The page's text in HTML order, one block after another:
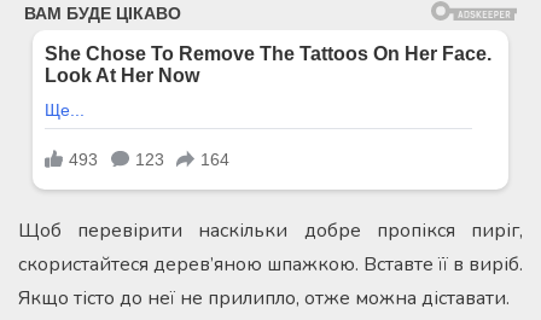
Щоб перевірити наскільки добре пропікся пиріг,
скористайтеся дерев’яною шпажкою. Вставте її в виріб.
Якщо тісто до неї не прилипло, отже можна діставати.